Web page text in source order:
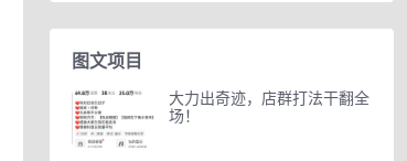
图文项目
大力出奇迹，店群打法干翻全
场！